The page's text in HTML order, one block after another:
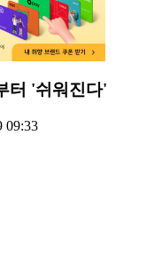
터 '쉬워진다'
09:33